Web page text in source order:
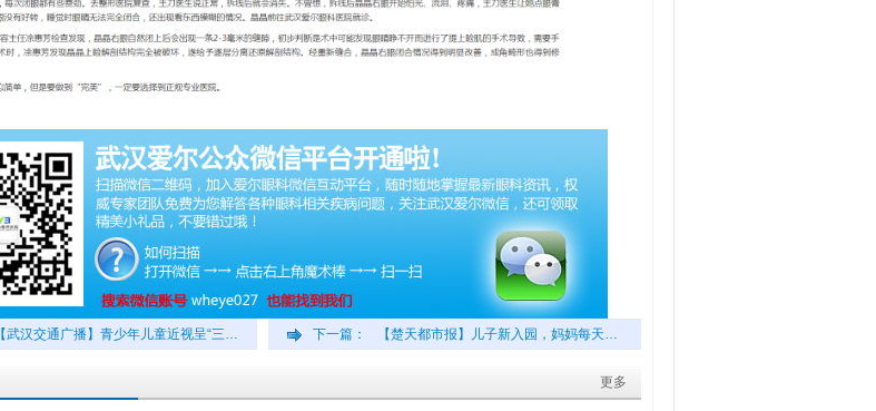
【武汉交通广播】青少年儿童近视呈“三… 下一篇： 【楚天都市报】儿子新入园，妈妈每天…
更多